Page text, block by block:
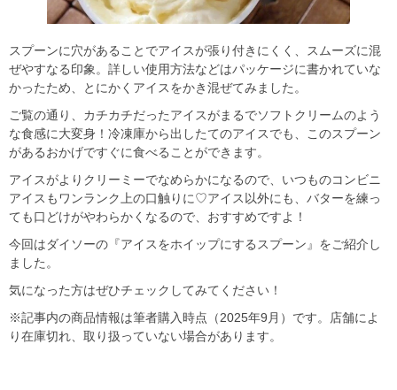
スプーンに穴があることでアイスが張り付きにくく、スムーズに混
ぜやすなる印象。詳しい使用方法などはパッケージに書かれていな
かったため、とにかくアイスをかき混ぜてみました。
ご覧の通り、カチカチだったアイスがまるでソフトクリームのよう
な食感に大変身！冷凍庫から出したてのアイスでも、このスプーン
があるおかげですぐに食べることができます。
アイスがよりクリーミーでなめらかになるので、いつものコンビニ
アイスもワンランク上の口触りに♡アイス以外にも、バターを練っ
ても口どけがやわらかくなるので、おすすめですよ！
今回はダイソーの『アイスをホイップにするスプーン』をご紹介し
ました。
気になった方はぜひチェックしてみてください！
※記事内の商品情報は筆者購入時点（2025年9月）です。店舗によ
り在庫切れ、取り扱っていない場合があります。